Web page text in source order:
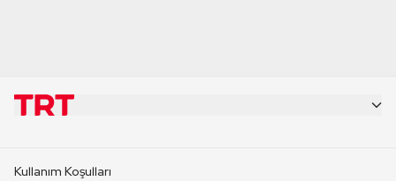
Kullanım Koşulları